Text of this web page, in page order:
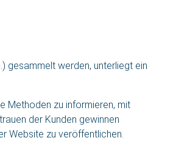
gesammelt werden, unterliegt ein
Methoden zu informieren, mit
der Kunden gewinnen
Website zu veröffentlichen.